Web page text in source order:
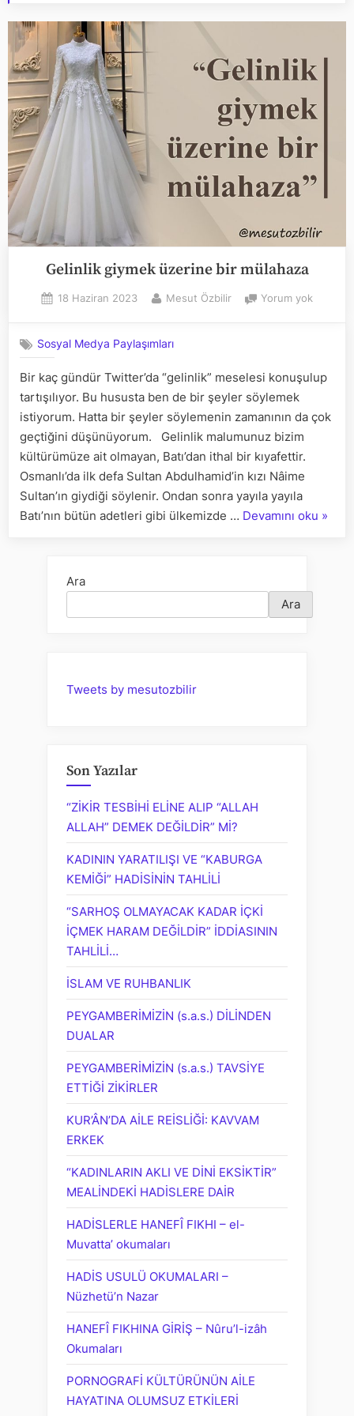
Gelinlik giymek üzerine bir mülahaza
Posted
18 Haziran 2023 By
Mesut Özbilir Yorum yok
Sosyal Medya Paylaşımları
Bir kaç gündür Twitter’da “gelinlik” meselesi konuşulup
tartışılıyor. Bu hususta ben de bir şeyler söylemek
istiyorum. Hatta bir şeyler söylemenin zamanının da çok
geçtiğini düşünüyorum. Gelinlik malumunuz bizim
kültürümüze ait olmayan, Batı’dan ithal bir kıyafettir.
Osmanlı’da ilk defa Sultan Abdulhamid’in kızı Nâime
Sultan’ın giydiği söylenir. Ondan sonra yayıla yayıla
Batı’nın bütün adetleri gibi ülkemizde … Devamını oku »
Ara
Ara
Tweets by mesutozbilir
Son Yazılar
“ZİKİR TESBİHİ ELİNE ALIP “ALLAH
ALLAH” DEMEK DEĞİLDİR” Mİ?
KADININ YARATILIŞI VE “KABURGA
KEMİĞİ” HADİSİNİN TAHLİLİ
“SARHOŞ OLMAYACAK KADAR İÇKİ
İÇMEK HARAM DEĞİLDİR” İDDİASININ
TAHLİLİ…
İSLAM VE RUHBANLIK
PEYGAMBERİMİZİN (s.a.s.) DİLİNDEN
DUALAR
PEYGAMBERİMİZİN (s.a.s.) TAVSİYE
ETTİĞİ ZİKİRLER
KUR’ÂN’DA AİLE REİSLİĞİ: KAVVAM
ERKEK
“KADINLARIN AKLI VE DİNİ EKSİKTİR”
MEALİNDEKİ HADİSLERE DAİR
HADİSLERLE HANEFÎ FIKHI – el-
Muvatta’ okumaları
HADİS USULÜ OKUMALARI –
Nüzhetü’n Nazar
HANEFÎ FIKHINA GİRİŞ – Nûru’l-izâh
Okumaları
PORNOGRAFİ KÜLTÜRÜNÜN AİLE
HAYATINA OLUMSUZ ETKİLERİ